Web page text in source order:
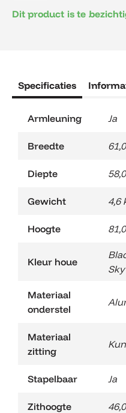
Dit product is te
Specificaties
Armleuning Ja
Breedte
Diepte
Gewicht 4,6
Hoogte
Kleur houe
Materiaal
onderstel
Materiaal
zitting
Stapelbaar Ja
Zithoogte